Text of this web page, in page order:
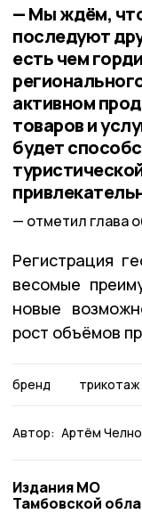
— Мы ждём,
последуют
есть чем
активном
товаров и
будет
отметил глава
Регистрация
весомые
новые
рост объёмов
бренд трикотаж
Автор: Артём
Издания МО
Тамбовской